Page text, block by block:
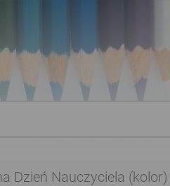
Dzień Nauczyciela (kolor)